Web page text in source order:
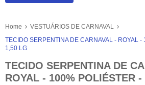
Home
VESTUÁRIOS DE CARNAVAL
TECIDO SERPENTINA DE CARNAVAL - ROYAL -
1,50 LG
TECIDO SERPENTINA DE
ROYAL - 100% POLIÉSTER